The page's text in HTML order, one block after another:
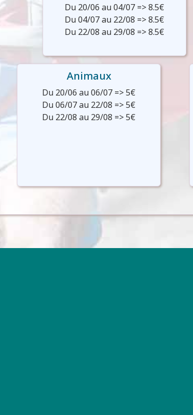
Du 20/06 au 04/07 => 8.5€
Du 04/07 au 22/08 => 8.5€
Du 22/08 au 29/08 => 8.5€
Animaux
Du 20/06 au 06/07 => 5€
Du 06/07 au 22/08 => 5€
Du 22/08 au 29/08 => 5€